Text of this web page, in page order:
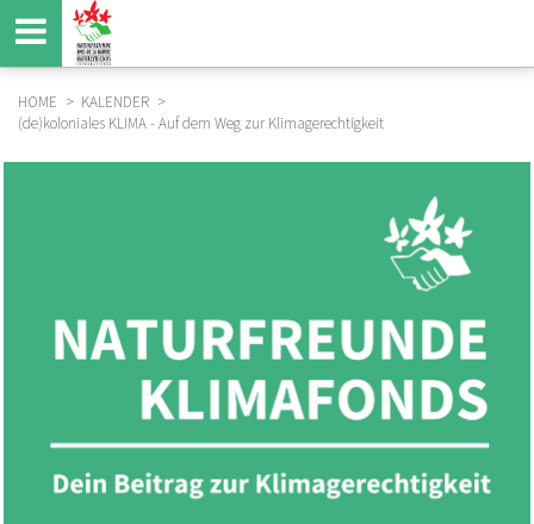
Direkt
zum
Inhalt
BREADCRUMB
HOME
KALENDER
(de)koloniales KLIMA - Auf dem Weg zur Klimagerechtigkeit